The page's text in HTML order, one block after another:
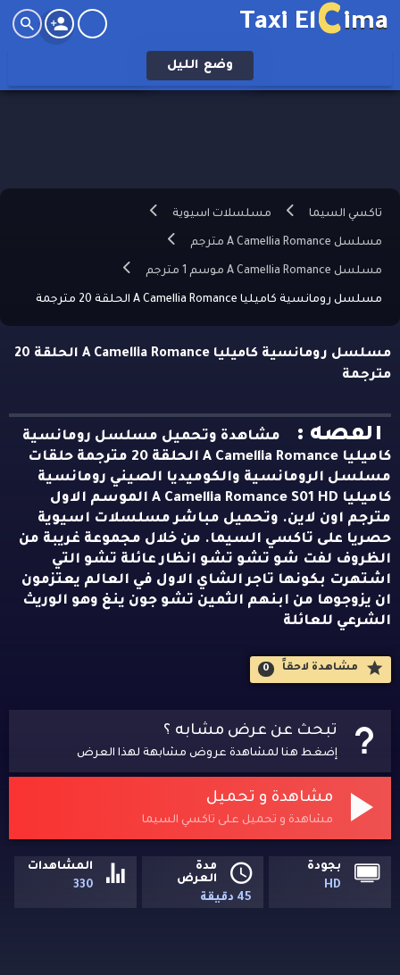
Taxi ElCima
وضع الليل
تاكسي السيما مسلسلات اسيوية
مسلسل A Camellia Romance مترجم
مسلسل A Camellia Romance موسم 1 مترجم
مسلسل رومانسية كاميليا A Camellia Romance الحلقة 20 مترجمة
مسلسل رومانسية كاميليا A Camellia Romance الحلقة 20
مترجمة
القصه :
مشاهدة وتحميل مسلسل رومانسية
كاميليا A Camellia Romance الحلقة 20 مترجمة حلقات
مسلسل الرومانسية والكوميديا الصيني رومانسية
كاميليا A Camellia Romance S01 HD الموسم الاول
مترجم اون لاين. وتحميل مباشر مسلسلات اسيوية
حصريا على تاكسي السيما. من خلال مجموعة غريبة من
الظروف لفت شو تشو تشو انظار عائلة تشو التي
اشتهرت بكونها تاجر الشاي الاول في العالم يعتزمون
ان يزوجوها من ابنهم الثمين تشو جون ينغ وهو الوريث
الشرعي للعائلة
مشاهدة لاحقاََ 0
تبحث عن عرض مشابه ؟
إضغط هنا لمشاهدة عروض مشابهة لهذا العرض
مشاهدة و تحميل
مشاهدة و تحميل على تاكسي السيما
بجودة
HD
مدة
العرض
45 دقيقة
المشاهدات
330